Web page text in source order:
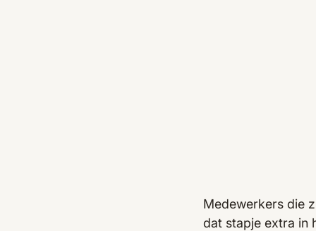
Medewerkers die
dat stapje extra in